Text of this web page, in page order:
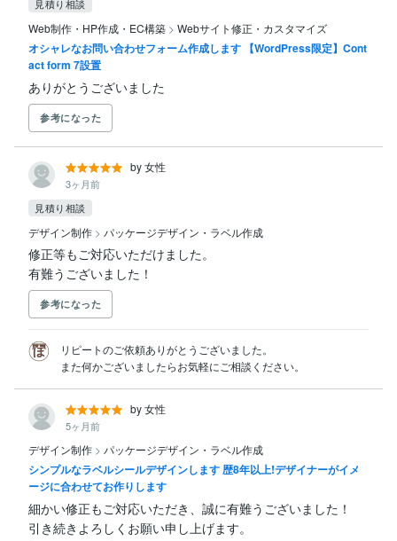
見積り相談
Web制作・HP作成・EC構築 > Webサイト修正・カスタマイズ
オシャレなお問い合わせフォーム作成します 【WordPress限定】Cont
act form 7設置
ありがとうございました
参考になった
by 女性
3ヶ月前
見積り相談
デザイン制作 > パッケージデザイン・ラベル作成
修正等もご対応いただけました。
有難うございました！
参考になった
リピートのご依頼ありがとうございました。
また何かございましたらお気軽にご相談ください。
by 女性
5ヶ月前
デザイン制作 > パッケージデザイン・ラベル作成
シンプルなラベルシールデザインします 歴8年以上!デザイナーがイメ
ージに合わせてお作りします
細かい修正もご対応いただき、誠に有難うございました！
引き続きよろしくお願い申し上げます。